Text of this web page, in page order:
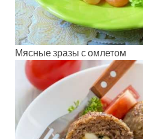
Мясные зразы с омлетом